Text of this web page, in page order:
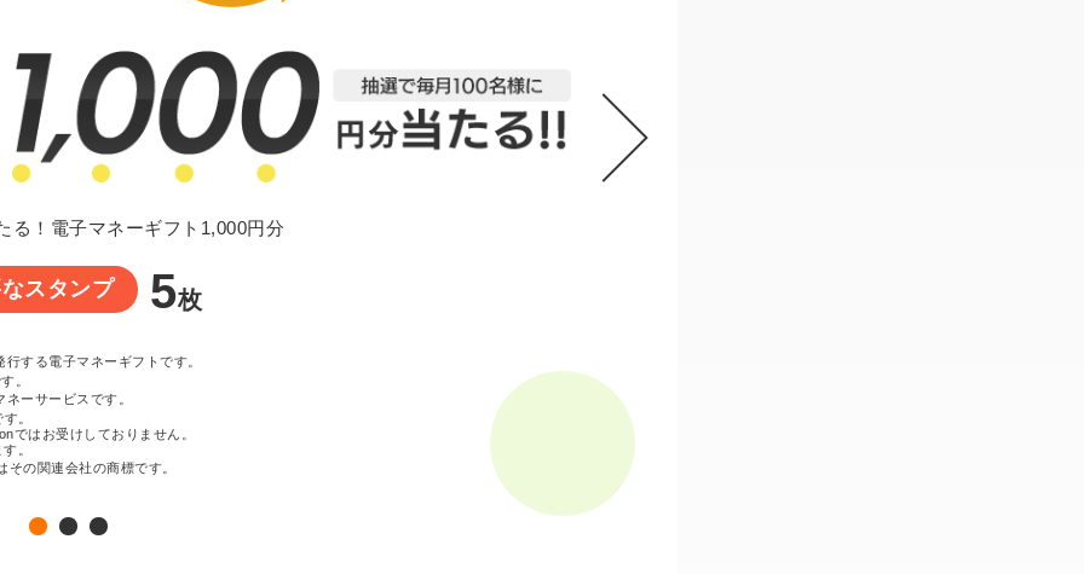
る！電子マネーギフト1,000円分
スタンプ 5枚
する電子マネーギフトです。
。
ーサービスです。
。
ではお受けしておりません。
。
の関連会社の商標です。